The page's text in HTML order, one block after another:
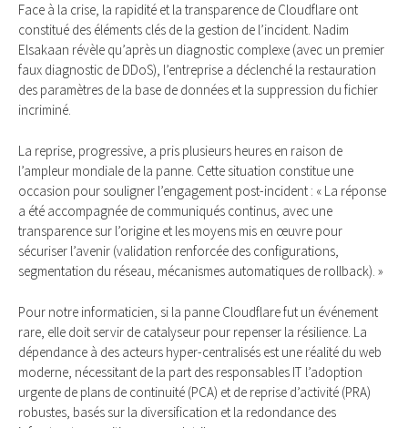
Face à la crise, la rapidité et la transparence de Cloudflare ont
constitué des éléments clés de la gestion de l’incident. Nadim
Elsakaan révèle qu’après un diagnostic complexe (avec un premier
faux diagnostic de DDoS), l’entreprise a déclenché la restauration
des paramètres de la base de données et la suppression du fichier
incriminé.
La reprise, progressive, a pris plusieurs heures en raison de
l’ampleur mondiale de la panne. Cette situation constitue une
occasion pour souligner l’engagement post-incident : « La réponse
a été accompagnée de communiqués continus, avec une
transparence sur l’origine et les moyens mis en œuvre pour
sécuriser l’avenir (validation renforcée des configurations,
segmentation du réseau, mécanismes automatiques de rollback). »
Pour notre informaticien, si la panne Cloudflare fut un événement
rare, elle doit servir de catalyseur pour repenser la résilience. La
dépendance à des acteurs hyper-centralisés est une réalité du web
moderne, nécessitant de la part des responsables IT l’adoption
urgente de plans de continuité (PCA) et de reprise d’activité (PRA)
robustes, basés sur la diversification et la redondance des